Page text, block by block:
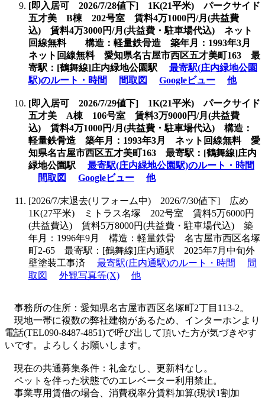
[即入居可 2026/7/28値下] 1K(21平米) パークサイド
五才美 B棟 202号室 賃料4万1000円/月(共益費
込) 賃料4万3000円/月(共益費・駐車場代込) ネット
回線無料 構造：軽量鉄骨造 築年月：1993年3月
ネット回線無料 愛知県名古屋市西区五才美町163 最
寄駅：[鶴舞線]庄内緑地公園駅 最寄駅(庄内緑地公園
駅)のルート・時間
間取図 Googleビュー 他
[即入居可 2026/7/29値下] 1K(21平米) パークサイド
五才美 A棟 106号室 賃料3万9000円/月(共益費
込) 賃料4万1000円/月(共益費・駐車場代込) 構造：
軽量鉄骨造 築年月：1993年3月 ネット回線無料 愛
知県名古屋市西区五才美町163 最寄駅：[鶴舞線]庄内
緑地公園駅 最寄駅(庄内緑地公園駅)のルート・時間
間取図
Googleビュー 他
[2026/7/末退去(リフォーム中) 2026/7/30値下] 広め
1K(27平米) ミトラス名塚 202号室 賃料5万6000円
(共益費込) 賃料5万8000円(共益費・駐車場代込) 築
年月：1996年9月 構造：軽量鉄骨 名古屋市西区名塚
町2-65 最寄駅：[鶴舞線]庄内通駅 2025年7月中旬外
壁塗装工事済 最寄駅(庄内通駅)のルート・時間
間
取図
外観写真等(X) 他
事務所の住所：愛知県名古屋市西区名塚町2丁目113-2。
現地一帯に複数の弊社建物があるため、インターホンより
電話(TEL090-8487-4851)で呼び出して頂いた方が気づきやす
いです。よろしくお願いします。
現在の共通募集条件：礼金なし、更新料なし。
ペットを伴った状態でのエレベーター利用禁止。
事業専用賃借の場合、消費税率分賃料加算(現状1割加